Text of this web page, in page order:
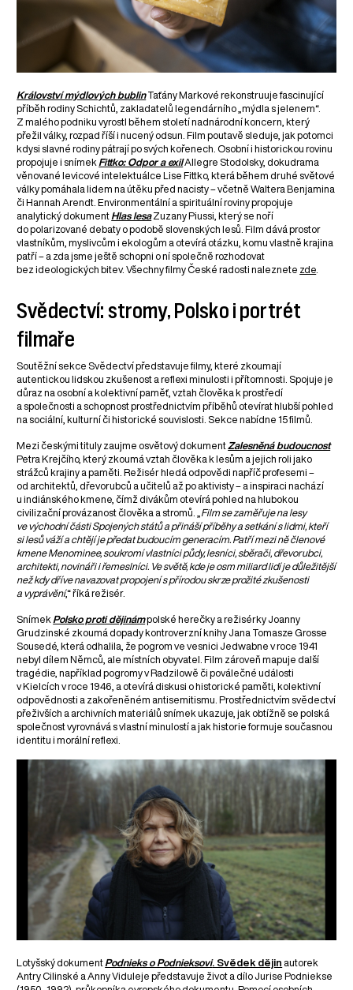
Království mýdlových bublinTaťány Markové rekonstruuje fascinující
příběh rodiny Schichtů, zakladatelů legendárního „mýdla s jelenem“.
Z malého podniku vyrostl během století nadnárodní koncern, který
přežil války, rozpad říší i nucený odsun. Film poutavě sleduje, jak potomci
kdysi slavné rodiny pátrají po svých kořenech. Osobní i historickou rovinu
propojuje i snímek Fittko: Odpor a exilAllegre Stodolsky, dokudrama
věnované levicové intelektuálce Lise Fittko, která během druhé světové
války pomáhala lidem na útěku před nacisty – včetně Waltera Benjamina
či Hannah Arendt. Environmentální a spirituální roviny propojuje
analytický dokument Hlas lesaZuzany Piussi, který se noří
do polarizované debaty o podobě slovenských lesů. Film dává prostor
vlastníkům, myslivcům i ekologům a otevírá otázku, komu vlastně krajina
patří – a zda jsme ještě schopni o ní společně rozhodovat
bez ideologických bitev. Všechny filmy České radosti naleznete zde
Svědectví: stromy, Polsko i portrét
filmaře
Soutěžní sekce Svědectví představuje filmy, které zkoumají
autentickou lidskou zkušenost a reflexi minulosti i přítomnosti. Spojuje je
důraz na osobní a kolektivní paměť, vztah člověka k prostředí
a společnosti a schopnost prostřednictvím příběhů otevírat hlubší pohled
na sociální, kulturní či historické souvislosti. Sekce nabídne 15 filmů.
Mezi českými tituly zaujme osvětový dokumentZalesněná budoucnost
Petra Krejčího, který zkoumá vztah člověka k lesům a jejich roli jako
strážců krajiny a paměti. Režisér hledá odpovědi napříč profesemi –
od architektů, dřevorubců a učitelů až po aktivisty – a inspiraci nachází
u indiánského kmene, čímž divákům otevírá pohled na hlubokou
civilizační provázanost člověka a stromů. „ Film se zaměřuje na lesy
ve východní části Spojených států a přináší příběhy a setkání s lidmi, kteří
si lesů váží a chtějí je předat budoucím generacím. Patří mezi ně členové
kmene Menominee, soukromí vlastníci půdy, lesníci, sběrači, dřevorubci,
architekti, novináři i řemeslníci. Ve světě, kde je osm miliard lidí je důležitější
než kdy dříve navazovat propojení s přírodou skrze prožité zkušenosti
a vyprávění,“ říká režisér.
Snímek Polsko proti dějinámpolské herečky a režisérky Joanny
Grudzinské zkoumá dopady kontroverzní knihy Jana Tomasze Grosse
Sousedé, která odhalila, že pogrom ve vesnici Jedwabne v roce 1941
nebyl dílem Němců, ale místních obyvatel. Film zároveň mapuje další
tragédie, například pogromy v Radzilowě či poválečné události
v Kielcích v roce 1946, a otevírá diskusi o historické paměti, kolektivní
odpovědnosti a zakořeněném antisemitismu. Prostřednictvím svědectví
přeživších a archivních materiálů snímek ukazuje, jak obtížně se polská
společnost vyrovnává s vlastní minulostí a jak historie formuje současnou
identitu i morální reflexi.
Lotyšský dokument Podnieks o Podnieksovi. Svědek dějin autorek
Antry Cilinské a Anny Viduleje představuje život a dílo Jurise Podniekse